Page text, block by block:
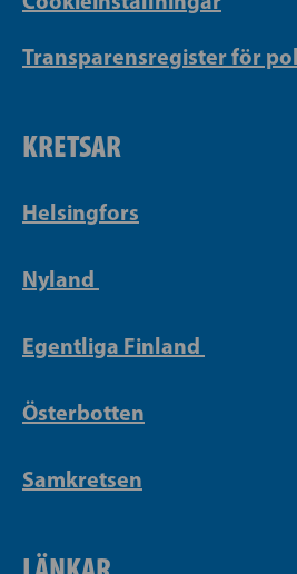
Transparensregister för
KRETSAR
Helsingfors
Nyland
Egentliga Finland
Österbotten
Samkretsen